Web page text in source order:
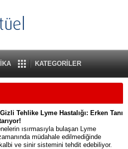
KATEGORİLER
Tehlike Lyme Hastalığı: Erken Tanı
ısırmasıyla bulaşan Lyme
müdahale edilmediğinde
ve sinir sistemini tehdit edebiliyor.